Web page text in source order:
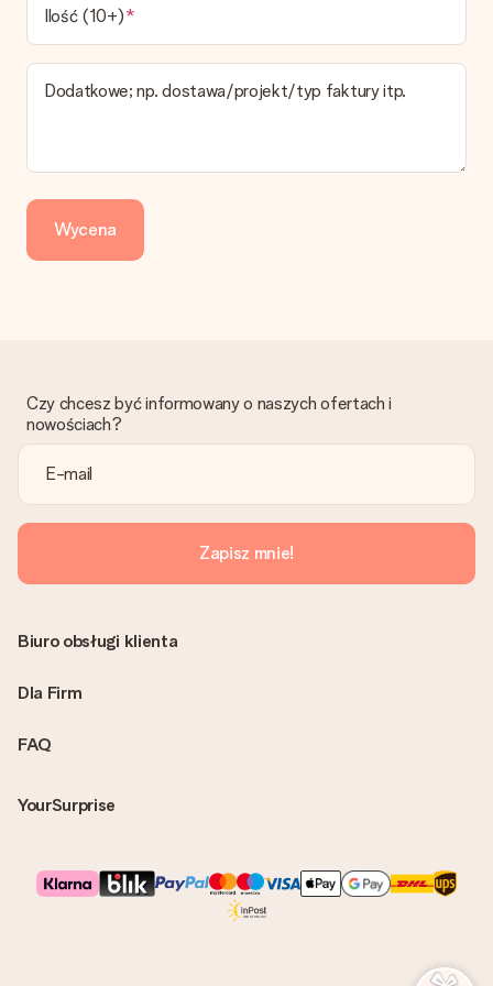
W koszyku zamówień mamy kilka opcji dostawy. Termin
pokazany na stronie produktu odnosi się do najtańszej i
najwolniejszej formy wysyłki.
Zapłata
Dotpay, karta kredytowa, lub przelew bankowy. W przypadku
dni przedłużenia dostawy - kwota musi zostać zaksięgowana,
aby zamówienie trafiło do produkcji. Robiąc przelew, należy
wybrać Przelew Krajowy Europejski.
Czy faktura jest wysyłana razem z zamówieniem?
Żaden rachunek lub faktura nie jest wysyłany z zamówieniem.
Możesz ją również znaleźć na koncie MySurprise. Dzięki temu
możesz wysłać prezent bezpośrednio do odbiorcy, co będzie
prawdziwą niespodzianką!
Ilość (10+)
Dodatkowe; np. dostawa/projekt/typ faktury itp.
Wycena
Czy chcesz być informowany o naszych ofertach i
nowościach?
Zapisz mnie!
FAQ
YourSurprise
Biuro obsługi klienta
Dla Firm